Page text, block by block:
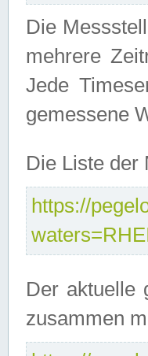
Die
mehrere
Jede
gemessene
Die Liste der
https://
Der aktuelle
zusammen